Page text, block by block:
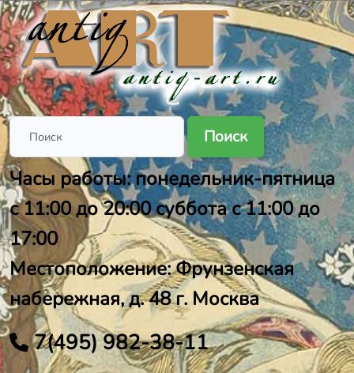
Поиск
Часы работы: понедельник-пятница
с 11:00 до 20:00 суббота с 11:00 до
17:00
Местоположение: Фрунзенская
набережная, д. 48 г. Москва
7(495) 982-38-11